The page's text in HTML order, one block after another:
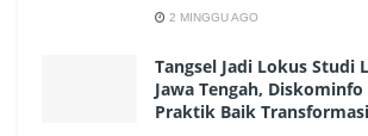
2 MINGGU AGO
Tangsel Jadi Lokus Studi
Jawa Tengah,
Praktik Baik